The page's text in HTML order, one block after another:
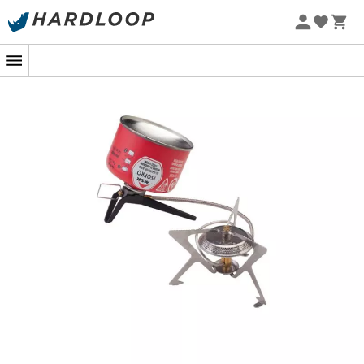
Promos d'été 🔥 -5 % EXTRA dès 2 produits* code Summer5
-5% Extra - Code Summer5